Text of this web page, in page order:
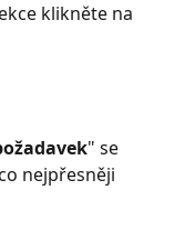
klikněte na
" se
nejpřesněji